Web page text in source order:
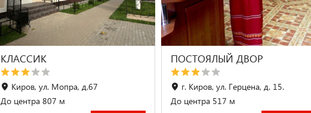
КЛАССИК
Киров, ул. Мопра, д.67
До центра 807 м
ПОСТОЯЛЫЙ ДВОР
г. Киров, ул. Герцена, д. 15.
До центра 517 м